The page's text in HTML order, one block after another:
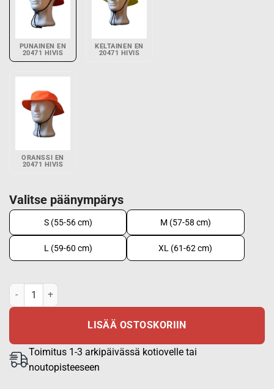
PUNAINEN EN
20471 HIVIS
KELTAINEN EN
20471 HIVIS
ORANSSI EN
20471 HIVIS
Valitse päänympärys
S (55-56 cm) M (57-58 cm)
L (59-60 cm) XL (61-62 cm)
Boonie lierilakki, -HiVis Punainen EN 20471 määrä
LISÄÄ OSTOSKORIIN
Toimitus 1-3 arkipäivässä kotiovelle tai
noutopisteeseen